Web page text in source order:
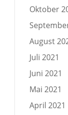
Oktober
August
Juli 2021
Juni 2021
Mai 2021
April 2021